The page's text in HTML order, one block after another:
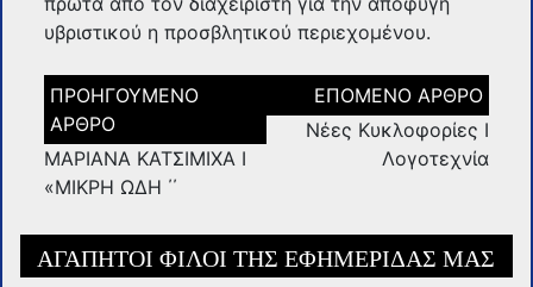
υβριστικού η προσβλητικού περιεχομένου.
Πλοήγηση
άρθρων
ΜΑΡΙΑΝΑ ΚΑΤΣΙΜΙΧΑ Ι
«ΜΙΚΡΗ ΩΔΗ ΄΄
Νέες Κυκλοφορίες I
Λογοτεχνία
ΑΓΑΠΗΤΟΊ ΦΊΛΟΙ ΤΗΣ ΕΦΗΜΕΡΊΔΑΣ ΜΑΣ